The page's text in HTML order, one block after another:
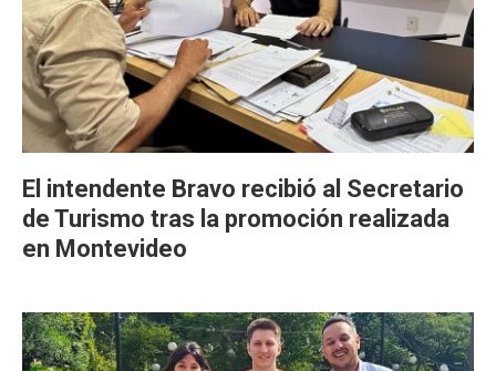
El intendente Bravo recibió al Secretario
de Turismo tras la promoción realizada
en Montevideo